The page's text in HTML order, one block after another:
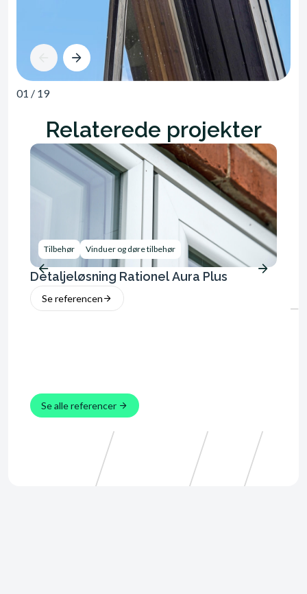
01 / 19
Relaterede projekter
Tilbehør Vinduer og døre tilbehør
Detaljeløsning Rationel Aura Plus
Se referencen
Se alle referencer